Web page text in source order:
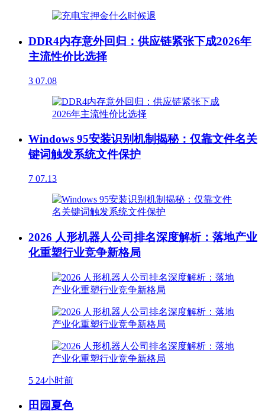
DDR4内存意外回归：供应链紧张下成2026年
主流性价比选择
3 07.08
Windows 95安装识别机制揭秘：仅靠文件名关
键词触发系统文件保护
7 07.13
2026 人形机器人公司排名深度解析：落地产业
化重塑行业竞争新格局
5 24小时前
田园夏色